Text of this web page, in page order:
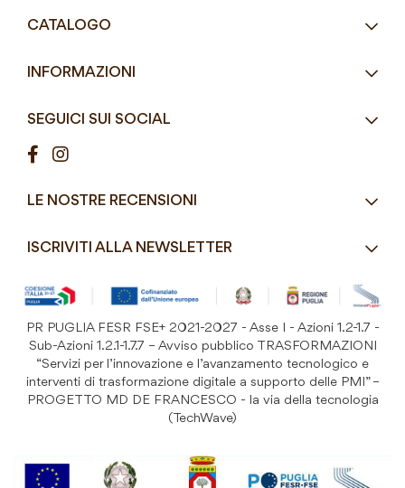
Email info@mddefrancesco.it
8:30 - 12:30 / 15:00 - 19:00
CATALOGO
Street Food e Take
Pizzerie e Panifici
Ristorazione
Detergenza e Attrezzatura
Festività
Prodotti Riutilizzabili
INFORMAZIONI
Condizioni di vendita
Costi di Spedizione
SEGUICI SUI SOCIAL
LE NOSTRE RECENSIONI
ISCRIVITI ALLA NEWSLETTER
alla
Newsletter:
ISCRIVITI
PR PUGLIA FESR FSE+ 2021-2027 - Asse I - Azioni 1.2-1.7 -
Sub-Azioni 1.2.1-1.7.7 – Avviso pubblico TRASFORMAZIONI
“Servizi per l’innovazione e l’avanzamento tecnologico e
interventi di trasformazione digitale a supporto delle PMI” –
PROGETTO MD DE FRANCESCO - la via della tecnologia
(TechWave)